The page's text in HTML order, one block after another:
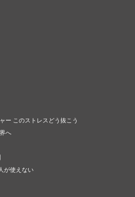
ー このストレスどう抜こう
へ
が使えない